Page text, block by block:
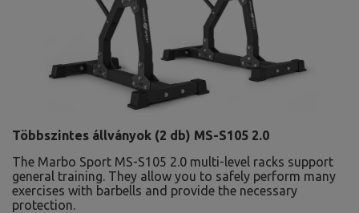
Többszintes állványok (2 db) MS-S105 2.0
The Marbo Sport MS-S105 2.0 multi-level racks support
general training. They allow you to safely perform many
exercises with barbells and provide the necessary
protection.